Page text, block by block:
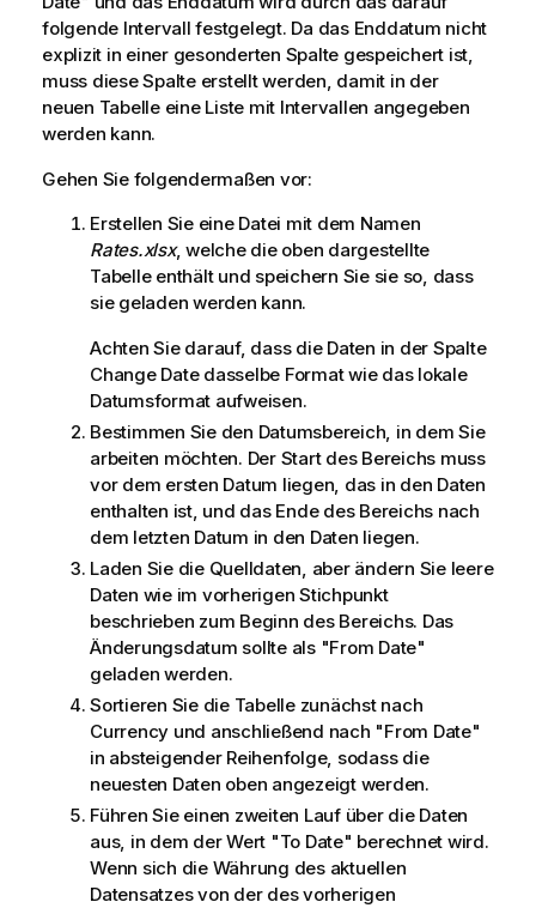
folgende Intervall festgelegt. Da das Enddatum nicht
explizit in einer gesonderten Spalte gespeichert ist,
muss diese Spalte erstellt werden, damit in der
neuen Tabelle eine Liste mit Intervallen angegeben
werden kann.
Gehen Sie folgendermaßen vor:
Erstellen Sie eine Datei mit dem Namen
Rates.xlsx, welche die oben dargestellte
Tabelle enthält und speichern Sie sie so, dass
sie geladen werden kann.
Achten Sie darauf, dass die Daten in der Spalte
Change Datedasselbe Format wie das lokale
Datumsformat aufweisen.
Bestimmen Sie den Datumsbereich, in dem Sie
arbeiten möchten. Der Start des Bereichs muss
vor dem ersten Datum liegen, das in den Daten
enthalten ist, und das Ende des Bereichs nach
dem letzten Datum in den Daten liegen.
Laden Sie die Quelldaten, aber ändern Sie leere
Daten wie im vorherigen Stichpunkt
beschrieben zum Beginn des Bereichs. Das
Änderungsdatum sollte als "From Date"
geladen werden.
Sortieren Sie die Tabelle zunächst nach
Currency und anschließend nach "From Date"
in absteigender Reihenfolge, sodass die
neuesten Daten oben angezeigt werden.
Führen Sie einen zweiten Lauf über die Daten
aus, in dem der Wert "To Date" berechnet wird.
Wenn sich die Währung des aktuellen
Datensatzes von der des vorherigen